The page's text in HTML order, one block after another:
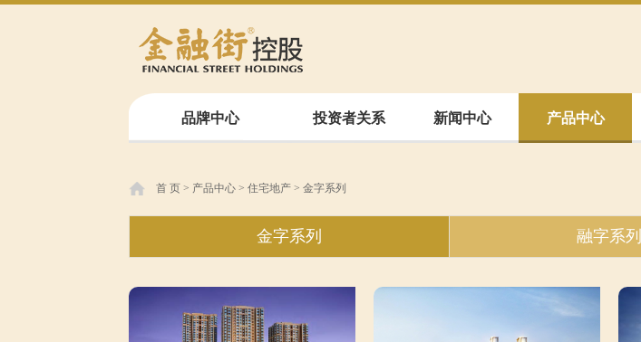
品牌中心 投资者关系 新闻中心 产品中心
首 页 > 产品中心 > 住宅地产 > 金字系列
金字系列 融字系列